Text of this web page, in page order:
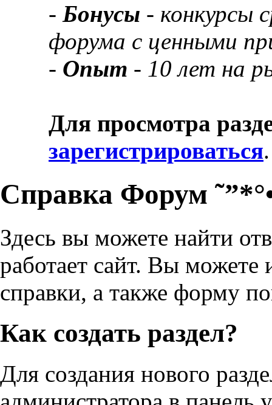
- Бонусы - конкурсы
форума с ценными
- Опыт - 10 лет на
Для просмотра
зарегистрироваться.
Справка Форум
Здесь вы можете найти
работает сайт. Вы можете
справки, а также форму
Как создать раздел?
Для создания нового